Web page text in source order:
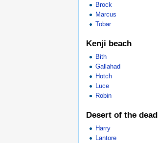
Brock
Marcus
Tobar
Kenji beach
Bith
Gallahad
Hotch
Luce
Robin
Desert of the dead
Harry
Lantore